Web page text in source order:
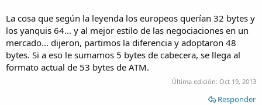
La cosa que según la leyenda los europeos querían 32 bytes y
los yanquis 64... y al mejor estilo de las negociaciones en un
mercado... dijeron, partimos la diferencia y adoptaron 48
bytes. Si a eso le sumamos 5 bytes de cabecera, se llega al
formato actual de 53 bytes de ATM.
Última edición: Oct 19, 2013
Responder